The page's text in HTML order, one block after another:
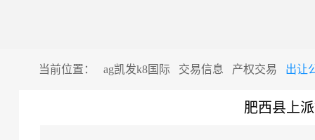
当前位置： ag凯发k8国际 交易信息 产权交易 出让
肥西县上